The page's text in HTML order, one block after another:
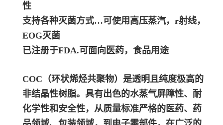
性
支持各种灭菌方式…可使用高压蒸汽，r射线，
EOG灭菌
已注册于FDA.可面向医药，食品用途
COC（环状烯烃共聚物）是透明且纯度极高的
非结晶性树脂。具有出色的水蒸气屏障性、耐
化学性和安全性，从质量标准严格的医药、药